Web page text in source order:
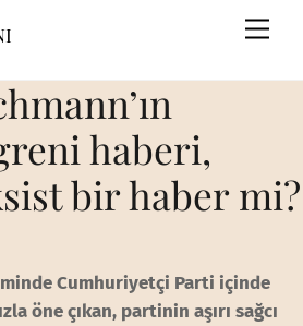
haberi,
bir haber mi?
Cumhuriyetçi Parti içinde
öne çıkan, partinin aşırı sağcı